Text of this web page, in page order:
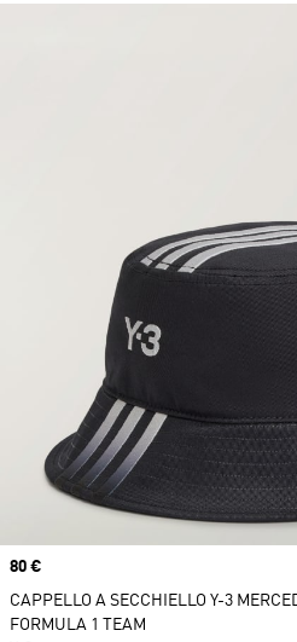
Price
80 €
CAPPELLO A SECCHIELLO Y-3
FORMULA 1 TEAM